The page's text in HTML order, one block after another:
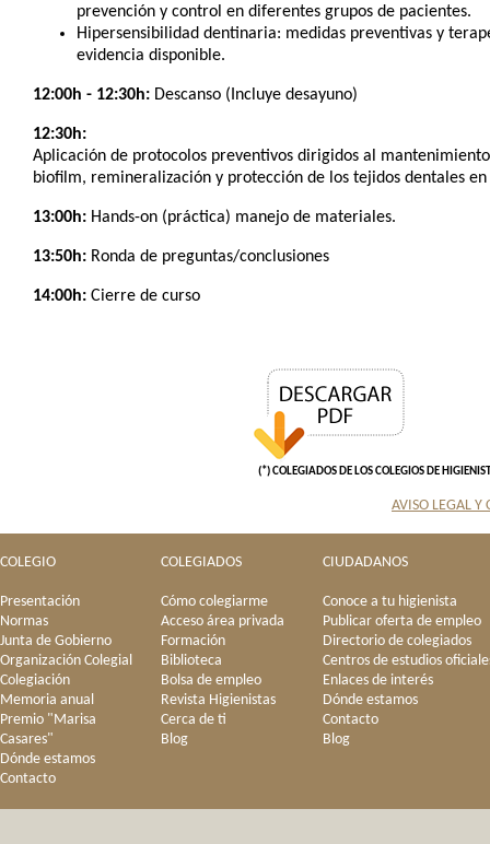
prevención y control en diferentes grupos de pacientes.
Hipersensibilidad dentinaria: medidas preventivas y
evidencia disponible.
12:00h - 12:30h: Descanso (Incluye desayuno)
12:30h:
Aplicación de protocolos preventivos dirigidos al
biofilm, remineralización y protección de los tejidos dentales
13:00h: Hands-on (práctica) manejo de materiales.
13:50h: Ronda de preguntas/conclusiones
14:00h: Cierre de curso
(*) COLEGIADOS DE LOS COLEGIOS DE
AVISO LEGAL Y
COLEGIO
Presentación
Normas
Junta de Gobierno
Organización Colegial
Colegiación
Memoria anual
Premio "Marisa
Casares"
Dónde estamos
Contacto
COLEGIADOS
Cómo colegiarme
Acceso área privada
Formación
Biblioteca
Bolsa de empleo
Revista Higienistas
Cerca de ti
Blog
CIUDADANOS
Conoce a tu higienista
Publicar oferta de empleo
Directorio de colegiados
Centros de estudios
Enlaces de interés
Dónde estamos
Contacto
Blog